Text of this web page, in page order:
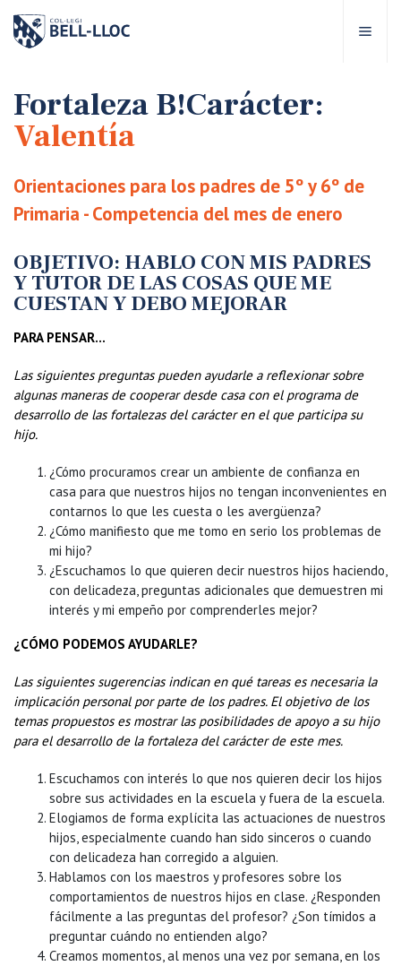
Bell-lloc
Educativo
educativas
Escolares
Bell-lloc
Fortaleza B!Carácter:
Valentía
Orientaciones para los padres de 5º y 6º de
Primaria - Competencia del mes de enero
OBJETIVO: HABLO CON MIS PADRES
Y TUTOR DE LAS COSAS QUE ME
CUESTAN Y DEBO MEJORAR
PARA PENSAR…
Las siguientes preguntas pueden ayudarle a reflexionar sobre
algunas maneras de cooperar desde casa con el programa de
desarrollo de las fortalezas del carácter en el que participa su
hijo.
¿Cómo procuramos crear un ambiente de confianza en
casa para que nuestros hijos no tengan inconvenientes en
contarnos lo que les cuesta o les avergüenza?
¿Cómo manifiesto que me tomo en serio los problemas de
mi hijo?
¿Escuchamos lo que quieren decir nuestros hijos haciendo,
con delicadeza, preguntas adicionales que demuestren mi
interés y mi empeño por comprenderles mejor?
¿CÓMO PODEMOS AYUDARLE?
Las siguientes sugerencias indican en qué tareas es necesaria la
implicación personal por parte de los padres. El objetivo de los
temas propuestos es mostrar las posibilidades de apoyo a su hijo
para el desarrollo de la fortaleza del carácter de este mes.
Escuchamos con interés lo que nos quieren decir los hijos
sobre sus actividades en la escuela y fuera de la escuela.
Elogiamos de forma explícita las actuaciones de nuestros
hijos, especialmente cuando han sido sinceros o cuando
con delicadeza han corregido a alguien.
Hablamos con los maestros y profesores sobre los
comportamientos de nuestros hijos en clase. ¿Responden
fácilmente a las preguntas del profesor? ¿Son tímidos a
preguntar cuándo no entienden algo?
Creamos momentos, al menos una vez por semana, en los